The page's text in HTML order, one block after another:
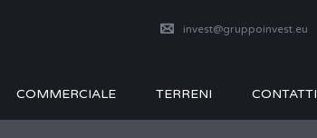
invest@gruppoinvest.eu
COMMERCIALE TERRENI CONTATTI